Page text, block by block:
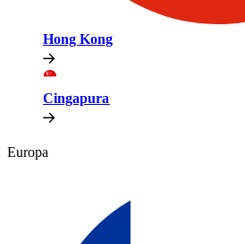
Hong Kong​​
Cingapura​​
Europa​​